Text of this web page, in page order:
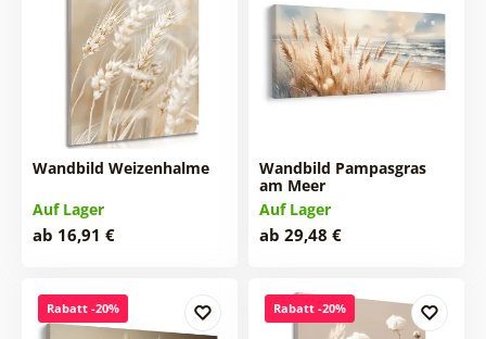
Wandbild Weizenhalme
Auf Lager
ab 16,91 €
Wandbild Pampasgras
am Meer
Auf Lager
ab 29,48 €
Rabatt -20% Rabatt -20%